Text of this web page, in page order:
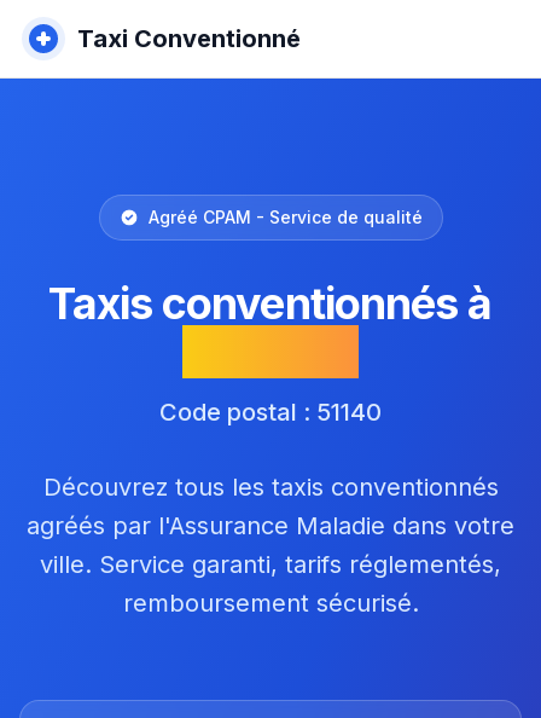
Taxi Conventionné
Agréé CPAM - Service de qualité
Taxis conventionnés à
Code postal : 51140
Découvrez tous les taxis conventionnés
agréés par l'Assurance Maladie dans votre
ville. Service garanti, tarifs réglementés,
remboursement sécurisé.